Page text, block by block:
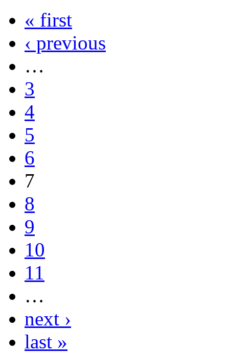
« first
‹ previous
…
3
4
5
6
7
8
9
10
11
…
next ›
last »